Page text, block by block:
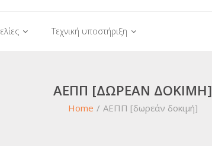
Τεχνική υποστήριξη
ΑΕΠΠ [ΔΩΡΕΆΝ ΔΟΚΙΜΉ]
Home / ΑΕΠΠ [δωρεάν δοκιμή]